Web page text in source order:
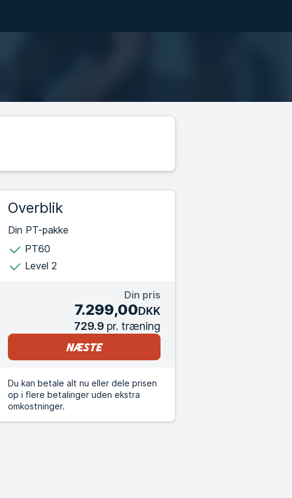
Overblik
Din PT-pakke
PT60
Level 2
Din pris
7.299,00DKK
729.9 pr. træning
Næste
Du kan betale alt nu eller dele prisen
op i flere betalinger uden ekstra
omkostninger.